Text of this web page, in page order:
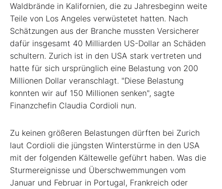
Waldbrände in Kalifornien, die zu Jahresbeginn weite
Teile von Los Angeles verwüstetet hatten. Nach
Schätzungen aus der Branche mussten Versicherer
dafür insgesamt 40 Milliarden US-Dollar an Schäden
schultern. Zurich ist in den USA stark vertreten und
hatte für sich ursprünglich eine Belastung von 200
Millionen Dollar veranschlagt. "Diese Belastung
konnten wir auf 150 Millionen senken", sagte
Finanzchefin Claudia Cordioli nun.
Zu keinen größeren Belastungen dürften bei Zurich
laut Cordioli die jüngsten Winterstürme in den USA
mit der folgenden Kältewelle geführt haben. Was die
Sturmereignisse und Überschwemmungen vom
Januar und Februar in Portugal, Frankreich oder